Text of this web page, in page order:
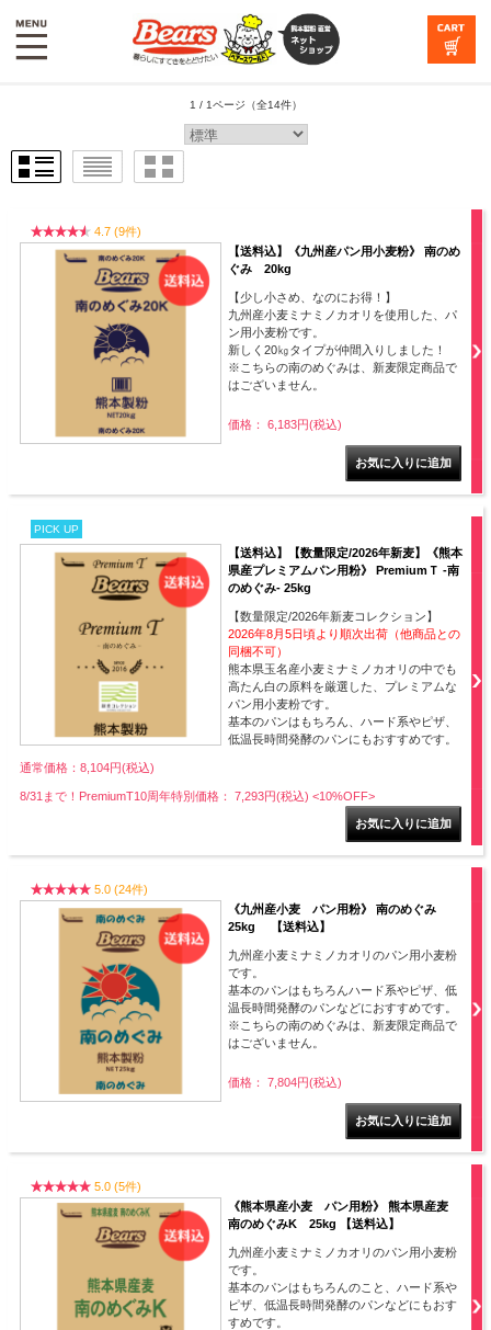
1 / 1ページ （全14件）
4.7 (9件)
【送料込】《九州産パン用小麦粉》 南のめ
ぐみ 20kg
【少し小さめ、なのにお得！】
九州産小麦ミナミノカオリを使用した、パ
ン用小麦粉です。
新しく20㎏タイプが仲間入りしました！
※こちらの南のめぐみは、新麦限定商品で
はございません。
価格： 6,183円(税込)
PICK UP
【送料込】【数量限定/2026年新麦】《熊本
県産プレミアムパン用粉》 PremiumＴ -南
のめぐみ- 25kg
【数量限定/2026年新麦コレクション】
2026年8月5日頃より順次出荷（他商品との
同梱不可）
熊本県玉名産小麦ミナミノカオリの中でも
高たん白の原料を厳選した、プレミアムな
パン用小麦粉です。
基本のパンはもちろん、ハード系やピザ、
低温長時間発酵のパンにもおすすめです。
通常価格：8,104円(税込)
8/31まで！PremiumT10周年特別価格： 7,293円(税込) <10%OFF>
5.0 (24件)
《九州産小麦 パン用粉》 南のめぐみ
25kg 【送料込】
九州産小麦ミナミノカオリのパン用小麦粉
です。
基本のパンはもちろんハード系やピザ、低
温長時間発酵のパンなどにおすすめです。
※こちらの南のめぐみは、新麦限定商品で
はございません。
価格： 7,804円(税込)
5.0 (5件)
《熊本県産小麦 パン用粉》 熊本県産麦
南のめぐみK 25kg 【送料込】
九州産小麦ミナミノカオリのパン用小麦粉
です。
基本のパンはもちろんのこと、ハード系や
ピザ、低温長時間発酵のパンなどにもおす
すめです。